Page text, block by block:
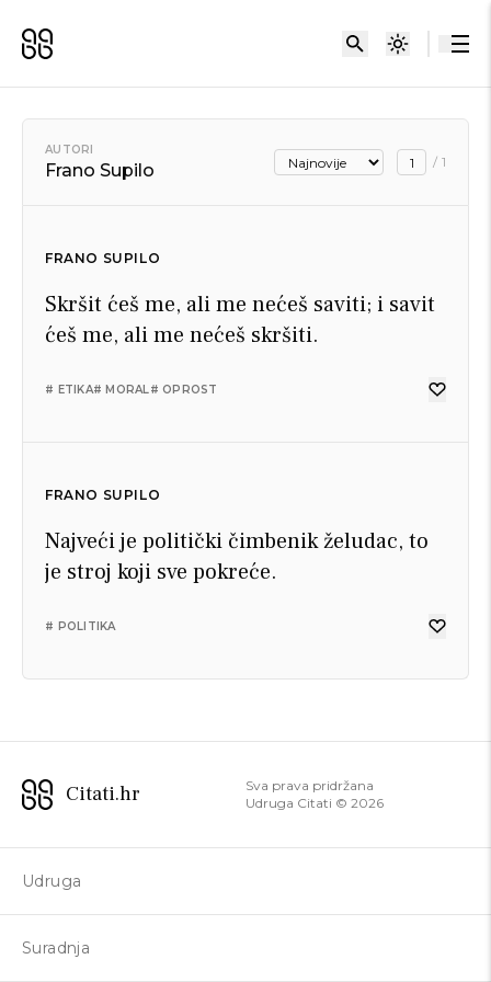
AUTORI
Frano Supilo / 1
FRANO SUPILO
Skršit ćeš me, ali me nećeš saviti; i savit
ćeš me, ali me nećeš skršiti.
# ETIKA# MORAL# OPROST
FRANO SUPILO
Najveći je politički čimbenik želudac, to
je stroj koji sve pokreće.
# POLITIKA
Citati.hr
Sva prava pridržana
Udruga Citati © 2026
Udruga
Suradnja